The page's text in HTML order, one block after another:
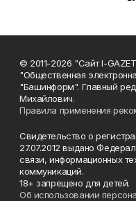
© 2011-2026 "Сайт I-
"Общественная
"Башинформ". Главный
Михайлович.
Правила применения
Свидетельство о
27.07.2012 выдано
связи, информационных
коммуникаций.
18+ запрещено для детей.
Об использовании